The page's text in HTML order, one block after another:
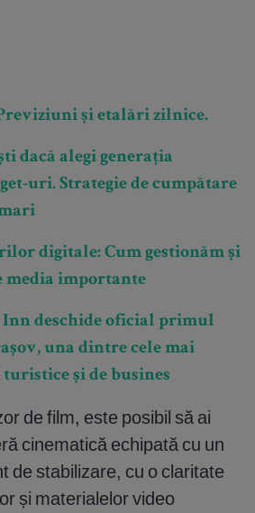
și etalări zilnice.
dacă alegi generația
Strategie de cumpătare
digitale: Cum gestionăm și
media importante
deschide oficial primul
una dintre cele mai
și de busines
de film, este posibil să ai
cinematică echipată cu un
de stabilizare, cu o claritate
și materialelor video